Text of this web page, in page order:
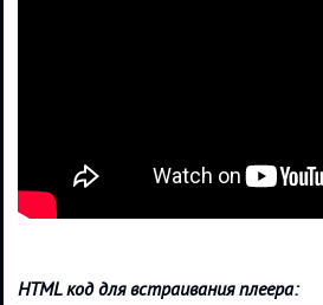
HTML код для встраивания плеера: